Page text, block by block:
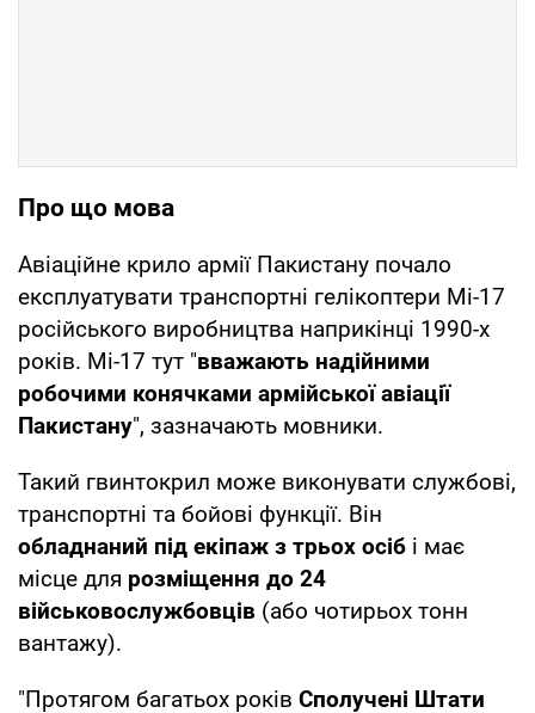
Про що мова
Авіаційне крило армії Пакистану почало
експлуатувати транспортні гелікоптери Мі-17
російського виробництва наприкінці 1990-х
років. Мі-17 тут "вважають надійними
робочими конячками армійської авіації
Пакистану", зазначають мовники.
Такий гвинтокрил може виконувати службові,
транспортні та бойові функції. Він
обладнаний під екіпаж з трьох осіб і має
місце для розміщення до 24
військовослужбовців (або чотирьох тонн
вантажу).
"Протягом багатьох років Сполучені Штати